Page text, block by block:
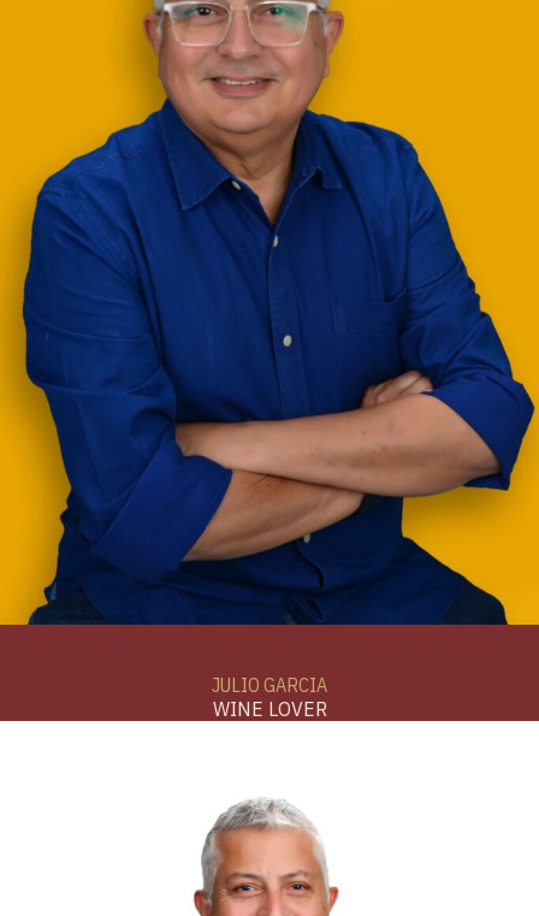
JULIO GARCIA
WINE LOVER